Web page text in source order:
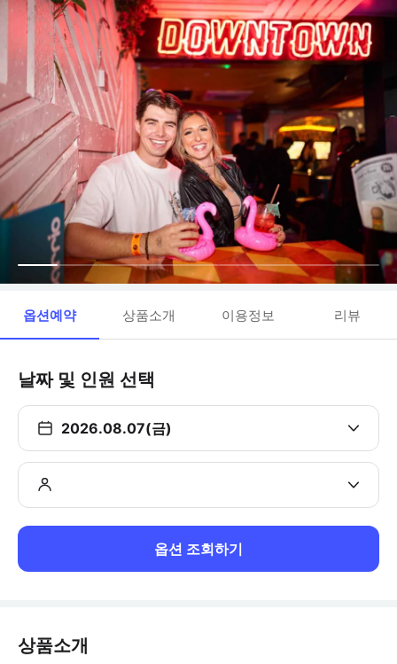
옵션예약 상품소개 이용정보 리뷰
날짜 및 인원 선택
2026.08.07(금)
옵션 조회하기
상품소개